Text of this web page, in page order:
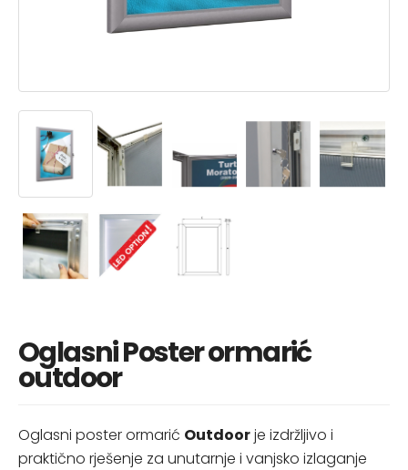
Oglasni Poster ormarić
outdoor
Oglasni poster ormarić Outdoorje izdržljivo i
praktično rješenje za unutarnje i vanjsko izlaganje